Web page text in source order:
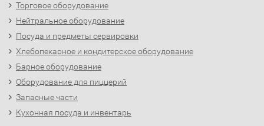
Торговое оборудование
Нейтральное оборудование
Посуда и предметы сервировки
Хлебопекарное и кондитерское оборудование
Барное оборудование
Оборудование для пиццерий
Запасные части
Кухонная посуда и инвентарь